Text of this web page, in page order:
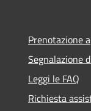
Prenotazione
Segnalazione
Leggi le FAQ
Richiesta